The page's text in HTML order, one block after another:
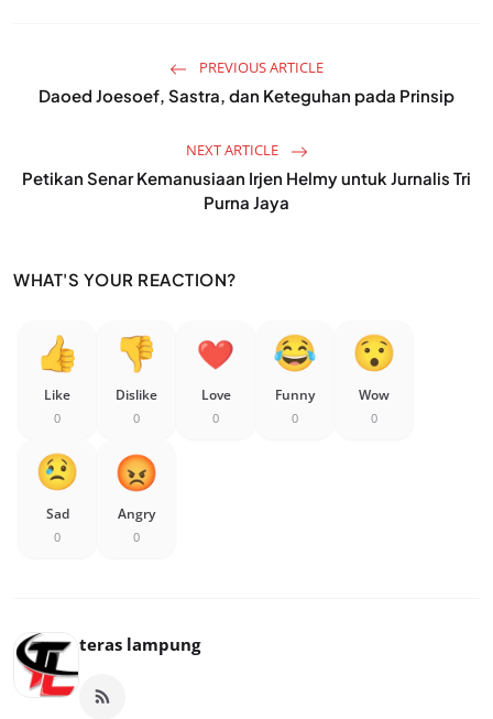
PREVIOUS ARTICLE
Daoed Joesoef, Sastra, dan Keteguhan pada Prinsip
NEXT ARTICLE
Petikan Senar Kemanusiaan Irjen Helmy untuk Jurnalis Tri
Purna Jaya
WHAT'S YOUR REACTION?
Like
0
Dislike
0
Love
0
Funny
0
Wow
0
Sad
0
Angry
0
teras lampung